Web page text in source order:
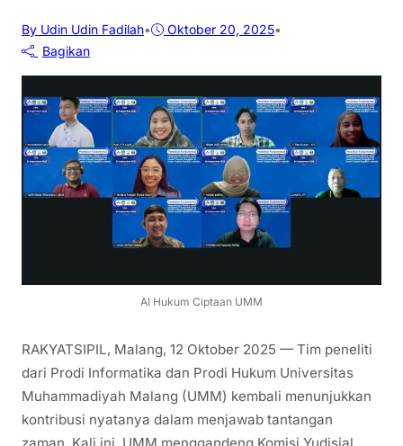
By Udin Udin Fadilah• Oktober 20, 2025•
Bagikan
AI Hukum Ciptaan UMM
RAKYATSIPIL, Malang, 12 Oktober 2025 — Tim peneliti
dari Prodi Informatika dan Prodi Hukum Universitas
Muhammadiyah Malang (UMM) kembali menunjukkan
kontribusi nyatanya dalam menjawab tantangan